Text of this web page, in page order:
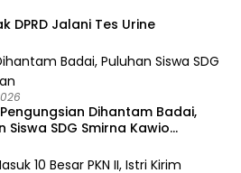
DPRD Jalani Tes Urine
Dihantam Badai,
Siswa SDG Smirna Kawio